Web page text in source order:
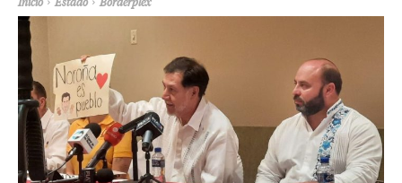
Inicio Estado Borderplex